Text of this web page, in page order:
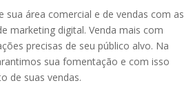
sua área comercial e de vendas com as
marketing digital. Venda mais com
precisas de seu público alvo. Na
sua fomentação e com isso
de suas vendas.